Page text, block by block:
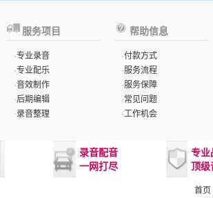
服务项目
·专业录音
·专业配乐
·音效制作
·后期编辑
·录音整理
帮助信息
·付款方式
·服务流程
·服务保障
·常见问题
·工作机会
录音配音
一网打尽
专业
顶级
首页